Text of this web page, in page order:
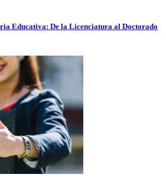
Educativa: De la Licenciatura al Doctorado